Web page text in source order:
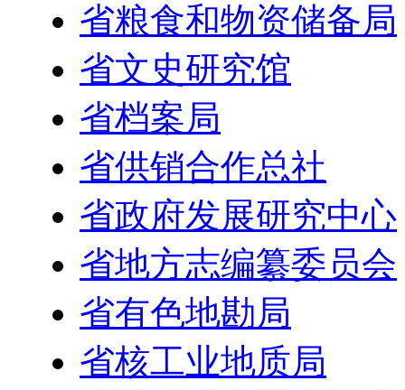
省粮食和物资储备局
省文史研究馆
省档案局
省供销合作总社
省政府发展研究中心
省地方志编纂委员会
省有色地勘局
省核工业地质局